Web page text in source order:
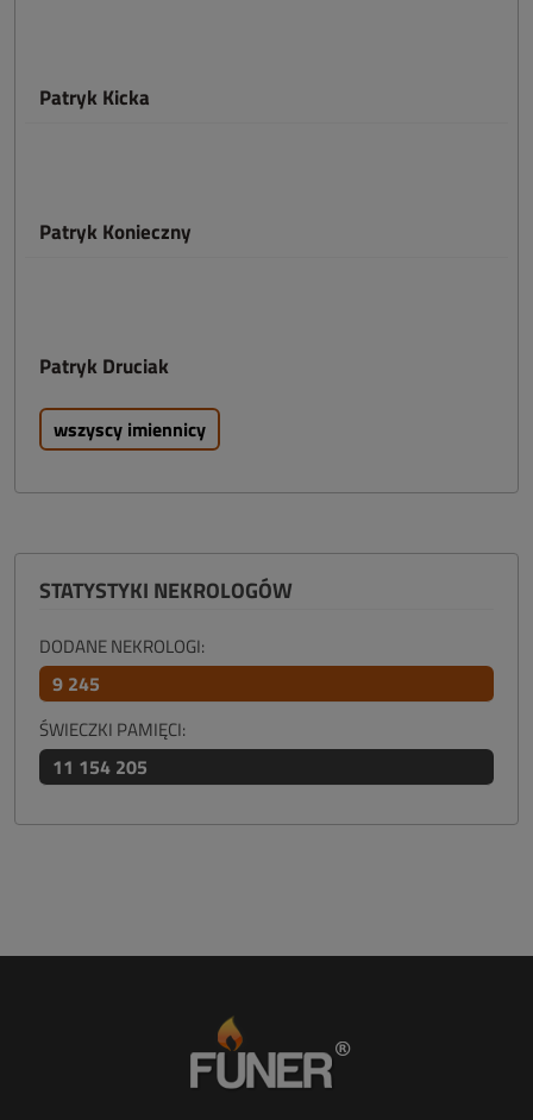
Patryk Kicka
Patryk Konieczny
Patryk Druciak
wszyscy imiennicy
STATYSTYKI NEKROLOGÓW
DODANE NEKROLOGI:
9 245
ŚWIECZKI PAMIĘCI:
11 154 205